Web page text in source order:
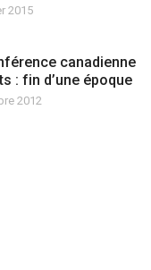
2015
canadienne
: fin d’une époque
2012